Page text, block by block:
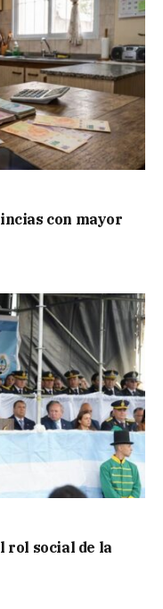
con mayor
rol social de la